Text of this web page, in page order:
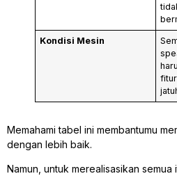
Kondisi Mesin
Memahami tabel ini membantumu
dengan lebih baik.
Namun, untuk merealisasikan